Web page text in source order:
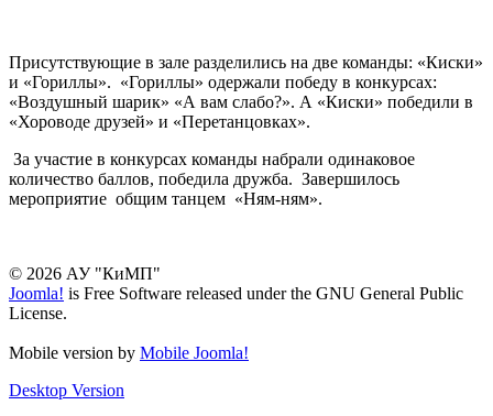
Присутствующие в зале разделились на две команды: «Киски»
и «Гориллы». «Гориллы» одержали победу в конкурсах:
«Воздушный шарик» «А вам слабо?». А «Киски» победили в
«Хороводе друзей» и «Перетанцовках».
За участие в конкурсах команды набрали одинаковое
количество баллов, победила дружба. Завершилось
мероприятие общим танцем «Ням-ням».
© 2026 АУ "КиМП"
Joomla! is Free Software released under the GNU General Public
License.
Mobile version by Mobile Joomla!
Desktop Version